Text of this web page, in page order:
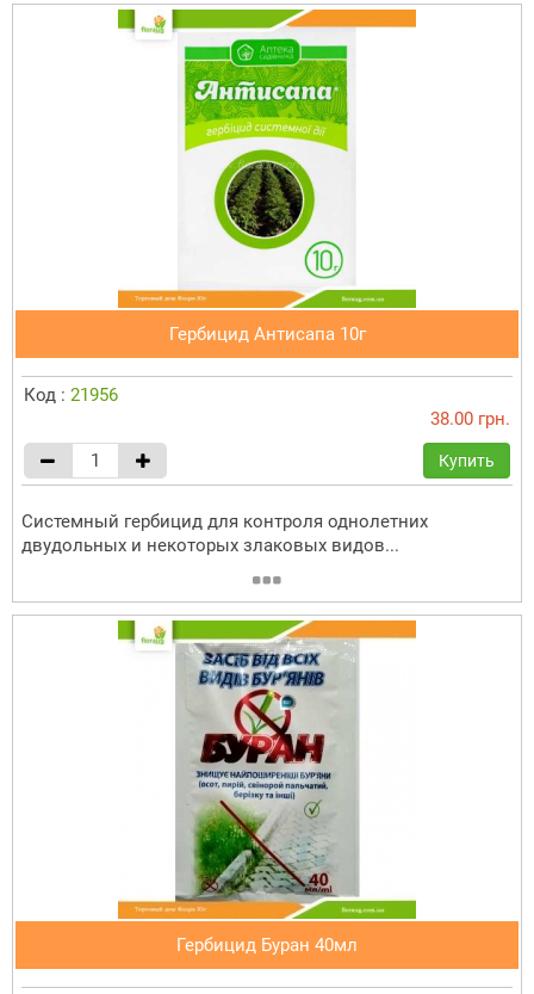
Гербицид Антисапа 10г
Код : 21956
38.00 грн.
Купить
Системный гербицид для контроля однолетних
двудольных и некоторых злаковых видов...
Гербицид Буран 40мл